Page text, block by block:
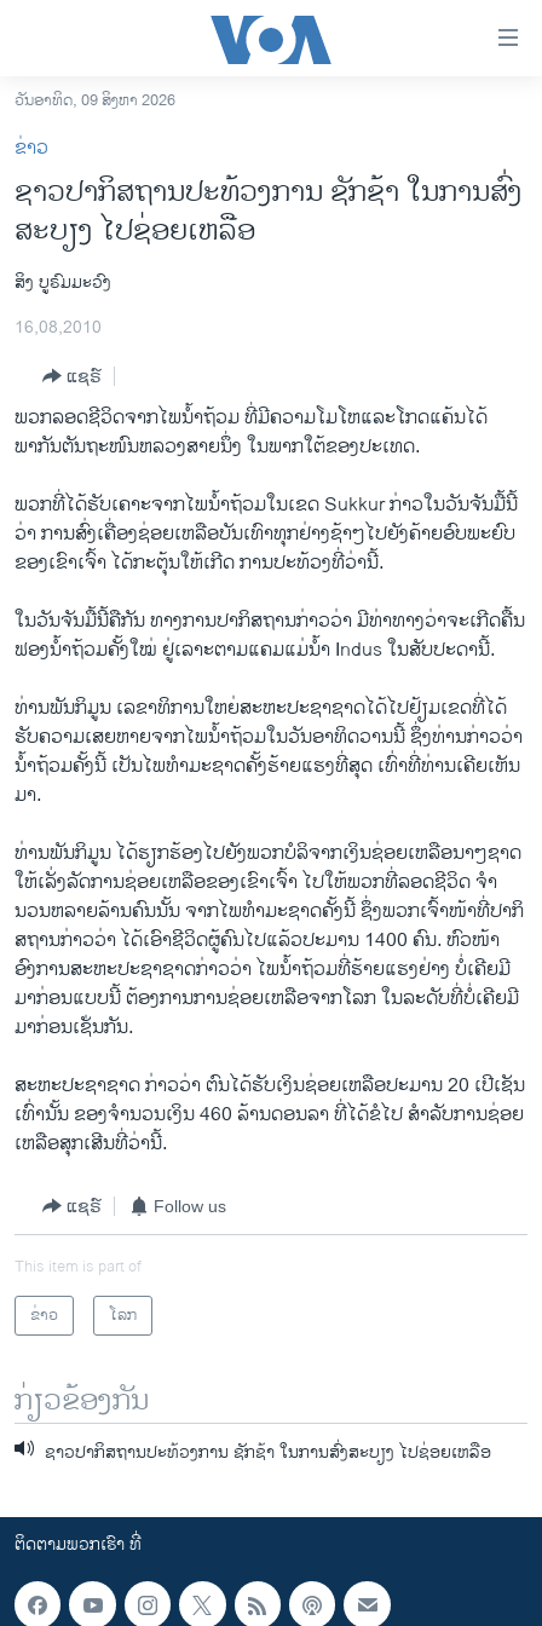
ເຂົ້າ
ຫາ
ຂ້າມ
ຂ້າມ
ຫາ
ຊອກ
ຄົ້ນ
ອາເມຣິກາ
ການເລືອກຕັ້ງ ປະທານາທີບໍດີ ສະຫະລັດ 2024
ຂ່າວ​ຈີນ
ໂລກ
ເອເຊຍ
ອິດສະຫຼະພາບດ້ານການຂ່າວ
ຊຸມຊົນຊາວລາວ
ວິທະຍາສາດ-ເທັກໂນໂລຈີ
ທຸລະກິດ
ພາສາອັງກິດ
ວີດີໂອ
ສຽງ
ລາຍການກະຈາຍສຽງ
ຕິດຕາມພວກເຮົາ ທີ່
ພາສາຕ່າງໆ
ວັນອາທິດ, 09 ສິງຫາ 2026
ຂ່າວ
ຊາວປາກິສຖານປະທ້ວງການ ຊັກຊ້າ ໃນການສົ່ງ
ສະບຽງ ໄປຊ່ອຍເຫລືອ
ສິງ ບູຣົມມະວົງ
16,08,2010
ແຊຣ໌
ພວກ​ລອດ​ຊີ​ວິດ​ຈາກ​ໄພ​ນໍ້າ​ຖ້ວມ​ ທີ່​ມີ​ຄວາມໂມ​ໂຫແລະ​ໂກດ​ແຄ້ນໄດ້​
ພາກັນ​ຕັນ​ຖະໜົນຫລວງ​ສາຍ​ນຶ່ງ​ ໃນ​ພາກ​ໃຕ້​ຂອງ​ປະ​ເທດ.
ພວກທີ່​ໄດ້​ຮັບ​ເຄາະ​ຈາກ​ໄພ​ນໍ້າ​ຖ້ວມ​ໃນ​ເຂດ Sukkur ກ່າວ​ໃນ​ວັນ​ຈັນ​ມື້​ນີ້​
ວ່າ ການ​ສົ່ງ​ເຄື່ອງ​ຊ່ອຍ​ເຫລືອ​ບັນ​ເທົາ​ທຸກ​ຢ່າງ​ຊ້າໆໄປ​ຍັງ​ຄ້າຍອົບ​ພະຍົບ
ຂອງ​ເຂົາ​ເຈົ້າ​ ໄດ້​ກະ​ຕຸ້ນໃຫ້​ເກີດ ການ​ປະ​ທ້ວງ​ທີ່​ວ່າ​ນີ້.
ໃນ​ວັນ​ຈັນ​ມື້​ນີ້​ຄື​ກັນ ທາງ​ການ​ປາ​ກິ​ສຖານ​ກ່າວ​ວ່າ ມີ​ທ່າ​ທາງ​ວ່າຈະເກີດຄື້ນ
ຟອງ​ນໍ້າ​ຖ້ວມ​ຄັ້ງ​ໃໝ່ ຢູ່​ເລາະ​ຕາມ​ແຄມ​ແມ່​ນໍ້າ Indus ​ໃນສັບປະດາ​ນີ້.
ທ່ານ​ພັນ​ກິ​ມູນ ​ເລຂາທິການ​ໃຫຍ່​ສະຫະ​ປະຊາ​ຊາດ​ໄດ້​ໄປ​ຢ້ຽມເຂດ​ທີ່ໄດ້​
ຮັບ​ຄວາມ​ເສຍ​ຫາຍ​ຈາກ​ໄພ​ນໍ້າ​ຖ້ວມ​ໃນ​ວັນ​ອາທິດ​ວານ​ນີ້ ຊຶ່ງ​ທ່ານກ່າວ​ວ່າ
ນໍ້າ​ຖ້ວມ​ຄັ້ງ​ນີ້​ ​ເປັນໄພທໍາ​ມະ​ຊາດ​ຄັ້ງ​ຮ້າຍແຮງ​ທີ່ສຸດ ​ເທົ່າ​ທີ່​ທ່ານເຄີຍ​ເຫັນ​
ມາ​.
ທ່ານ​ພັນ​ກິ​ມູນ ​ໄດ້​ຮຽກຮ້ອງ​ໄປ​ຍັງ​ພວກ​ບໍລິຈາກ​ເງິນ​ຊ່ອຍ​ເຫລືອ​ນາໆ​ຊາດ​
ໃຫ້​ເລັ່ງລັດການ​ຊ່ອຍ​ເຫລືອ​ຂອງ​ເຂົາ​ເຈົ້າ​ ໄປ​ໃຫ້​ພວກ​ທີ່​ລອດ​ຊີວິດ​ ຈໍາ
ນວນ​ຫລາຍ​ລ້ານ​ຄົນນັ້ນ ຈາກໄພ​ທໍາ​ມະ​ຊາດ​ຄັ້ງ​ນີ້ ຊຶ່ງ​ພວກ​ເຈົ້າ​ໜ້າ​ທີ່​ປາກິ
ສຖານ​ກ່າວ​ວ່າ ​ໄດ້​ເອົາ​ຊີວິດ​ຜູ້​ຄົນ​ໄປ​ແລ້ວ​ປະມານ 1400 ຄົນ. ຫົວໜ້າ
ອົງການສະຫະ​ປະຊາ​ຊາດ​ກ່າວ​ວ່າ ​ໄພ​ນໍ້າ​ຖ້ວມ​ທີ່​ຮ້າຍ​ແຮງຢ່າງ ​ບໍ່​ເຄີຍ​ມີ​
ມາ​ກ່ອນ​ແບບ​ນີ້ ຕ້ອງການ​ການຊ່ອຍ​ເຫລືອ​ຈາກ​ໂລກ ​ໃນ​ລະດັບທີ່ບໍ່​ເຄີຍ​ມີ​
ມາ​ກ່ອນເຊ່ັນ​ກັນ.
ສະຫະ​ປະຊາ​ຊາດ ກ່າວ​ວ່າ ຕົນ​ໄດ້​ຮັບ​ເງິນ​ຊ່ອຍ​ເຫລືອປະມານ​ 20 ​ເປີ​ເຊັນ​
ເທົ່າ​ນັ້ນ ​ຂອງ​ຈໍານວນ​ເງິນ 460 ລ້ານ​ດອນ​ລາ ​ທີ່ໄດ້ຂໍ​ໄປ ​ສໍາລັບ​ການ​ຊ່ອຍ​
ເຫລືອສຸກ​ເສີນ​ທີ່​ວ່າ​ນີ້.
ແຊຣ໌ Follow us
This item is part of
ຂ່າວ
ໂລກ
ກ່ຽວຂ້ອງກັນ
ຊາວປາກິສຖານປະທ້ວງການ ຊັກຊ້າ ໃນການສົ່ງສະບຽງ ໄປຊ່ອຍເຫລືອ
ຕິດຕາມພວກເຮົາ ທີ່